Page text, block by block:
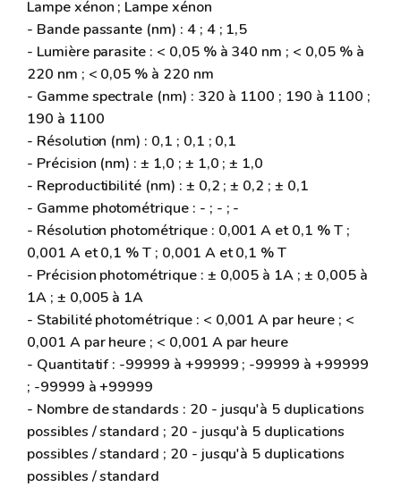
Lampe xénon ; Lampe xénon
- Bande passante (nm) : 4 ; 4 ; 1,5
- Lumière parasite : < 0,05 % à 340 nm ; < 0,05 % à
220 nm ; < 0,05 % à 220 nm
- Gamme spectrale (nm) : 320 à 1100 ; 190 à 1100 ;
190 à 1100
- Résolution (nm) : 0,1 ; 0,1 ; 0,1
- Précision (nm) : ± 1,0 ; ± 1,0 ; ± 1,0
- Reproductibilité (nm) : ± 0,2 ; ± 0,2 ; ± 0,1
- Gamme photométrique : - ; - ; -
- Résolution photométrique : 0,001 A et 0,1 % T ;
0,001 A et 0,1 % T ; 0,001 A et 0,1 % T
- Précision photométrique : ± 0,005 à 1A ; ± 0,005 à
1A ; ± 0,005 à 1A
- Stabilité photométrique : < 0,001 A par heure ; <
0,001 A par heure ; < 0,001 A par heure
- Quantitatif : -99999 à +99999 ; -99999 à +99999
; -99999 à +99999
- Nombre de standards : 20 - jusqu'à 5 duplications
possibles / standard ; 20 - jusqu'à 5 duplications
possibles / standard ; 20 - jusqu'à 5 duplications
possibles / standard